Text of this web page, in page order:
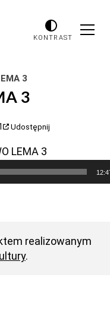
KONTRAST
3
3
Udostępnij
realizowanym
.